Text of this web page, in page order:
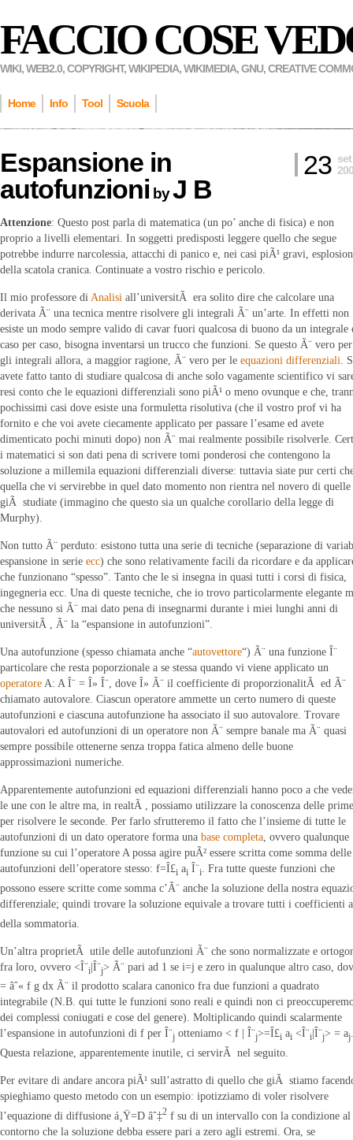
FACCIO COSE
WIKI, WEB2.0, COPYRIGHT, WIKIPEDIA, WIKIMEDIA, GNU, CREATIVE
Home Info Tool Scuola
Espansione in
autofunzioni byJ B
23 set
Attenzione: Questo post parla di matematica (un po’ anche di fisica) e non
proprio a livelli elementari. In soggetti predisposti leggere quello che segue
potrebbe indurre narcolessia, attacchi di panico e, nei casi piÃ¹ gravi,
della scatola cranica. Continuate a vostro rischio e pericolo.
Il mio professore di Analisi all’universitÃ era solito dire che calcolare una
derivata Ã¨ una tecnica mentre risolvere gli integrali Ã¨ un’arte. In effetti non
esiste un modo sempre valido di cavar fuori qualcosa di buono da un integrale
caso per caso, bisogna inventarsi un trucco che funzioni. Se questo Ã¨ vero per
gli integrali allora, a maggior ragione, Ã¨ vero per le equazioni differenziali.
avete fatto tanto di studiare qualcosa di anche solo vagamente scientifico vi
resi conto che le equazioni differenziali sono piÃ¹ o meno ovunque e che,
pochissimi casi dove esiste una formuletta risolutiva (che il vostro prof vi ha
fornito e che voi avete ciecamente applicato per passare l’esame ed avete
dimenticato pochi minuti dopo) non Ã¨ mai realmente possibile risolverle.
i matematici si son dati pena di scrivere tomi ponderosi che contengono la
soluzione a millemila equazioni differenziali diverse: tuttavia siate pur certi
quella che vi servirebbe in quel dato momento non rientra nel novero di quelle
giÃ studiate (immagino che questo sia un qualche corollario della legge di
Murphy).
Non tutto Ã¨ perduto: esistono tutta una serie di tecniche (separazione di
espansione in serie ecc) che sono relativamente facili da ricordare e da
che funzionano “spesso”. Tanto che le si insegna in quasi tutti i corsi di fisica,
ingegneria ecc. Una di queste tecniche, che io trovo particolarmente elegante
che nessuno si Ã¨ mai dato pena di insegnarmi durante i miei lunghi anni di
universitÃ , Ã¨ la “espansione in autofunzioni”.
Una autofunzione (spesso chiamata anche “autovettore“) Ã¨ una funzione Î¨
particolare che resta poporzionale a se stessa quando vi viene applicato un
operatore A: A Î¨ = Î» Î¨, dove Î» Ã¨ il coefficiente di proporzionalitÃ ed Ã¨
chiamato autovalore. Ciascun operatore ammette un certo numero di queste
autofunzioni e ciascuna autofunzione ha associato il suo autovalore. Trovare
autovalori ed autofunzioni di un operatore non Ã¨ sempre banale ma Ã¨ quasi
sempre possibile ottenerne senza troppa fatica almeno delle buone
approssimazioni numeriche.
Apparentemente autofunzioni ed equazioni differenziali hanno poco a che
le une con le altre ma, in realtÃ , possiamo utilizzare la conoscenza delle prime
per risolvere le seconde. Per farlo sfrutteremo il fatto che l’insieme di tutte le
autofunzioni di un dato operatore forma una base completa, ovvero qualunque
funzione su cui l’operatore A possa agire puÃ² essere scritta come somma delle
autofunzioni dell’operatore stesso: f=Î£i ai Î¨i. Fra tutte queste funzioni che
possono essere scritte come somma c’Ã¨ anche la soluzione della nostra
differenziale; quindi trovare la soluzione equivale a trovare tutti i coefficienti a
della sommatoria.
Un’altra proprietÃ utile delle autofunzioni Ã¨ che sono normalizzate e
fra loro, ovvero <Î¨i|Î¨j> Ã¨ pari ad 1 se i=j e zero in qualunque altro caso,
= âˆ« f g dx Ã¨ il prodotto scalara canonico fra due funzioni a quadrato
integrabile (N.B. qui tutte le funzioni sono reali e quindi non ci
dei complessi coniugati e cose del genere). Moltiplicando quindi scalarmente
l’espansione in autofunzioni di f per Î¨j otteniamo < f | Î¨j>=Î£i ai <Î¨i |Î¨j> = aj.
Questa relazione, apparentemente inutile, ci servirÃ nel seguito.
Per evitare di andare ancora piÃ¹ sull’astratto di quello che giÃ stiamo
spieghiamo questo metodo con un esempio: ipotizziamo di voler risolvere
l’equazione di diffusione á¸Ÿ=D âˆ‡2 f su di un intervallo con la condizione al
contorno che la soluzione debba essere pari a zero agli estremi. Ora, se